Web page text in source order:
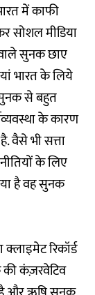
में काफी
सोशल मीडिया
सुनक छाए
भारत के लिये
से बहुत
के कारण
वैसे भी सत्ता
के लिए
है वह सुनक
रिकॉर्ड
की कंज़रवेटिव